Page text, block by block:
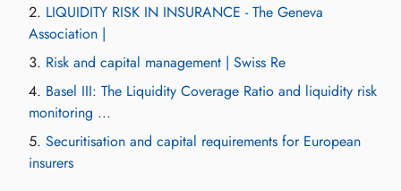
LIQUIDITY RISK IN INSURANCE - The Geneva
Association |
Risk and capital management | Swiss Re
Basel III: The Liquidity Coverage Ratio and liquidity risk
monitoring ...
Securitisation and capital requirements for European
insurers